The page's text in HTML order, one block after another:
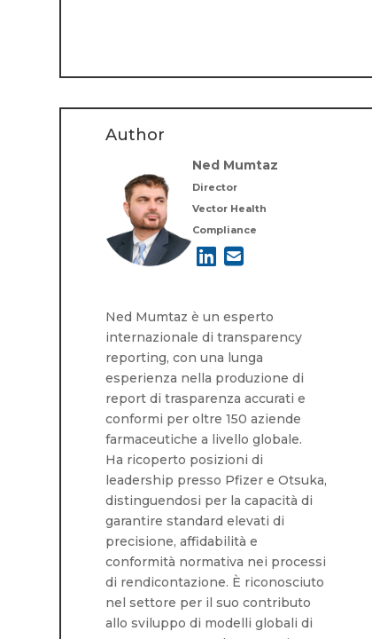
Author
Ned Mumtaz
Director
Vector Health
Compliance
Ned Mumtaz è un esperto
internazionale di transparency
reporting, con una lunga
esperienza nella produzione di
report di trasparenza accurati e
conformi per oltre 150 aziende
farmaceutiche a livello globale.
Ha ricoperto posizioni di
leadership presso Pfizer e Otsuka,
distinguendosi per la capacità di
garantire standard elevati di
precisione, affidabilità e
conformità normativa nei processi
di rendicontazione. È riconosciuto
nel settore per il suo contributo
allo sviluppo di modelli globali di